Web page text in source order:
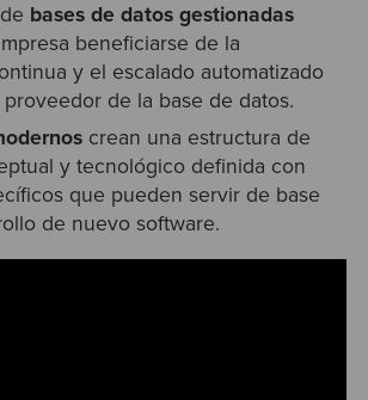
bases de datos gestionadas
beneficiarse de la
y el escalado automatizado
de la base de datos.
crean una estructura de
y tecnológico definida con
que pueden servir de base
de nuevo software.